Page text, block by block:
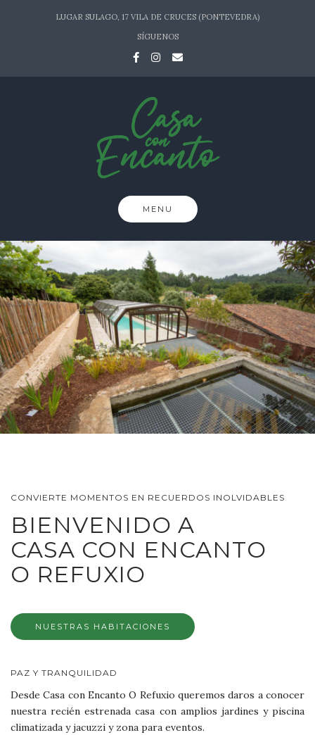
LUGAR SULAGO, 17 VILA DE CRUCES (PONTEVEDRA)
SÍGUENOS
MENU
CONVIERTE MOMENTOS EN RECUERDOS INOLVIDABLES
BIENVENIDO A
CASA CON ENCANTO
O REFUXIO
NUESTRAS HABITACIONES
PAZ Y TRANQUILIDAD
Desde Casa con Encanto O Refuxio queremos daros a conocer
nuestra recién estrenada casa con amplios jardines y piscina
climatizada y jacuzzi y zona para eventos.